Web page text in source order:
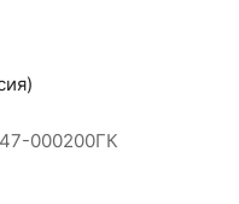
000200ГК